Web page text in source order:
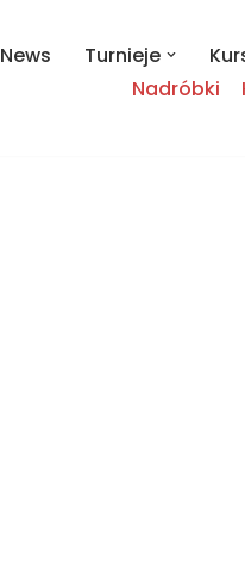
News Turnieje
Nadróbki